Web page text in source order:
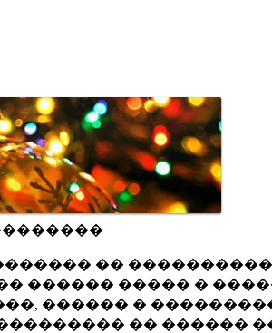
��
������ ����� �
������ �
�� ������